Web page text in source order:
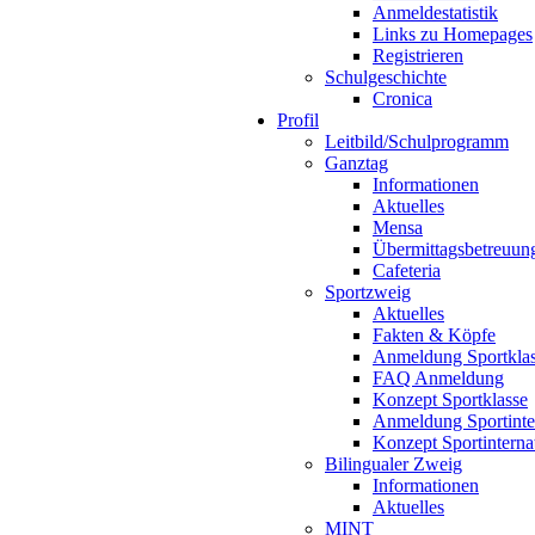
Anmeldestatistik
Links zu Homepages
Registrieren
Schulgeschichte
Cronica
Profil
Leitbild/Schulprogramm
Ganztag
Informationen
Aktuelles
Mensa
Cafeteria
Sportzweig
Aktuelles
Fakten & Köpfe
Anmeldung
FAQ Anmeldung
Konzept Sportklasse
Anmeldung
Konzept
Bilingualer Zweig
Informationen
Aktuelles
MINT